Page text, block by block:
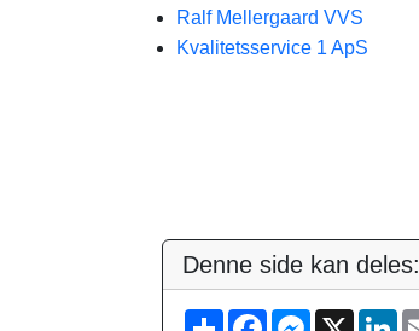
Ralf Mellergaard VVS
Kvalitetsservice 1 ApS
Denne side kan deles:
S
F
M
X
L